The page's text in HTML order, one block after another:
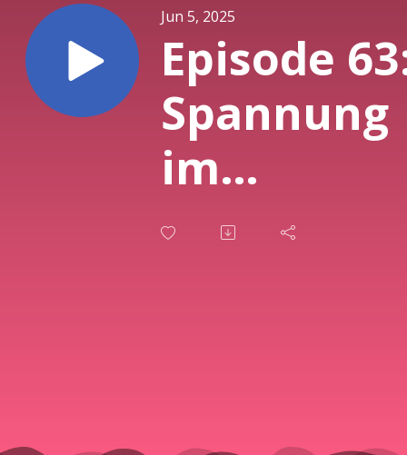
Jun 5, 2025
Episode
Spannung
im
Halbfinale